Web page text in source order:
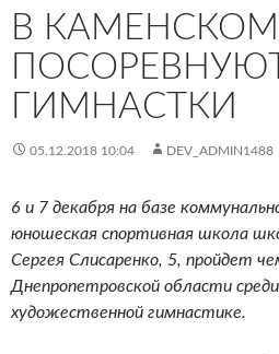
В КАМЕНСКОМ
ГИМНАСТКИ
05.12.2018 10:04 DEV_ADMIN1488
6 и 7 декабря на базе
юношеская спортивная школа
Сергея Слисаренко, 5, пройдет
Днепропетровской области
художественной гимнастике.